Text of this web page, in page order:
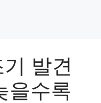
발견
을수록